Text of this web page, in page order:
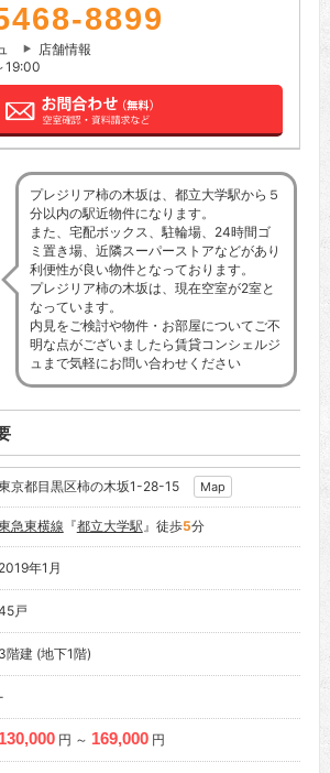
8899
店舗情報
19:00
プレジリア柿の木坂は、都立大学駅から５
分以内の駅近物件になります。
また、宅配ボックス、駐輪場、24時間ゴ
ミ置き場、近隣スーパーストアなどがあり
利便性が良い物件となっております。
プレジリア柿の木坂は、現在空室が2室と
なっています。
内見をご検討や物件・お部屋についてご不
明な点がございましたら賃貸コンシェルジ
ュまで気軽にお問い合わせください
京都目黒区柿の木坂1-28-15 Map
急東横線 『都立大学駅』徒歩5分
2019年1月
戸
3階建 (地下1階)
130,000 円 ～ 169,000 円